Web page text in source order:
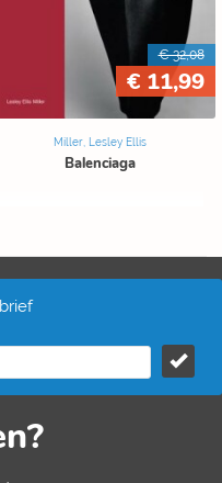
€ 32,08
€ 11,99
Miller, Lesley Ellis
Balenciaga